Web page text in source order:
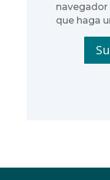
navegador
que haga